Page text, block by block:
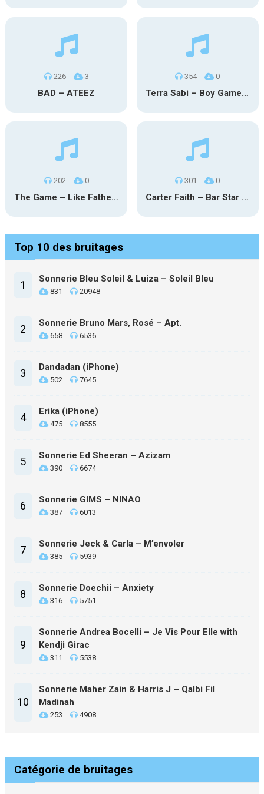
226 3
BAD – ATEEZ
354 0
Terra Sabi – Boy Game X Marcia Cruz
202 0
The Game – Like Father Like Daughter
301 0
Carter Faith – Bar Star Vevo
Top 10 des bruitages
1 Sonnerie Bleu Soleil & Luiza – Soleil Bleu
831 20948
2 Sonnerie Bruno Mars, Rosé – Apt.
658 6536
3 Dandadan (iPhone)
502 7645
4 Erika (iPhone)
475 8555
5 Sonnerie Ed Sheeran – Azizam
390 6674
6 Sonnerie GIMS – NINAO
387 6013
7 Sonnerie Jeck & Carla – M’envoler
385 5939
8 Sonnerie Doechii – Anxiety
316 5751
9
Sonnerie Andrea Bocelli – Je Vis Pour Elle with
Kendji Girac
311 5538
10
Sonnerie Maher Zain & Harris J – Qalbi Fil
Madinah
253 4908
Catégorie de bruitages